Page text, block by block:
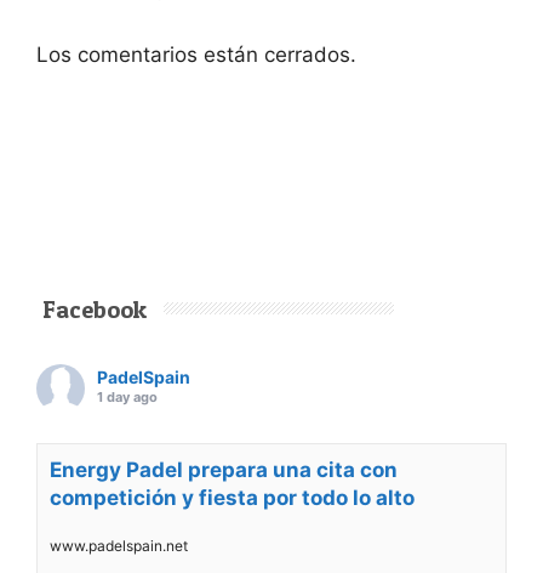
Los comentarios están cerrados.
Facebook
PadelSpain
1 day ago
Energy Padel prepara una cita con
competición y fiesta por todo lo alto
www.padelspain.net